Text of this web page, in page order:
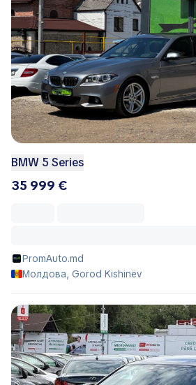
BMW 5 Series
35 999 €
PromAuto.md
Молдова, Gorod Kishinëv